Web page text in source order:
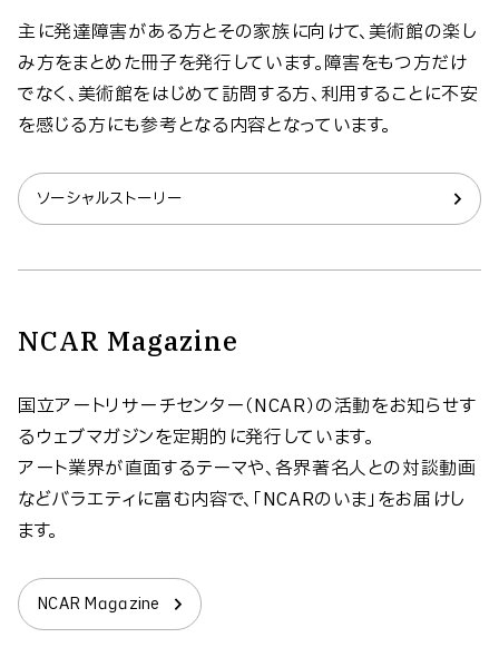
主に発達障害がある方とその家族に向けて、美術館の楽し
み方をまとめた冊子を発行しています。障害をもつ方だけ
でなく、美術館をはじめて訪問する方、利用することに不安
を感じる方にも参考となる内容となっています。
ソーシャルストーリー
NCAR Magazine
国立アートリサーチセンター（NCAR）の活動をお知らせす
るウェブマガジンを定期的に発行しています。
アート業界が直面するテーマや、各界著名人との対談動画
などバラエティに富む内容で、「NCARのいま」をお届けし
ます。
NCAR Magazine